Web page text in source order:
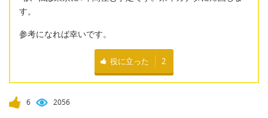
す。
参考になれば幸いです。
役に立った 2
6 2056